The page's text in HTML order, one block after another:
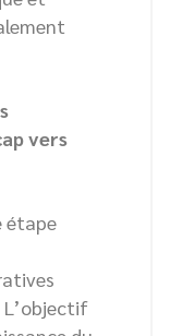
vers
étape
L’objectif